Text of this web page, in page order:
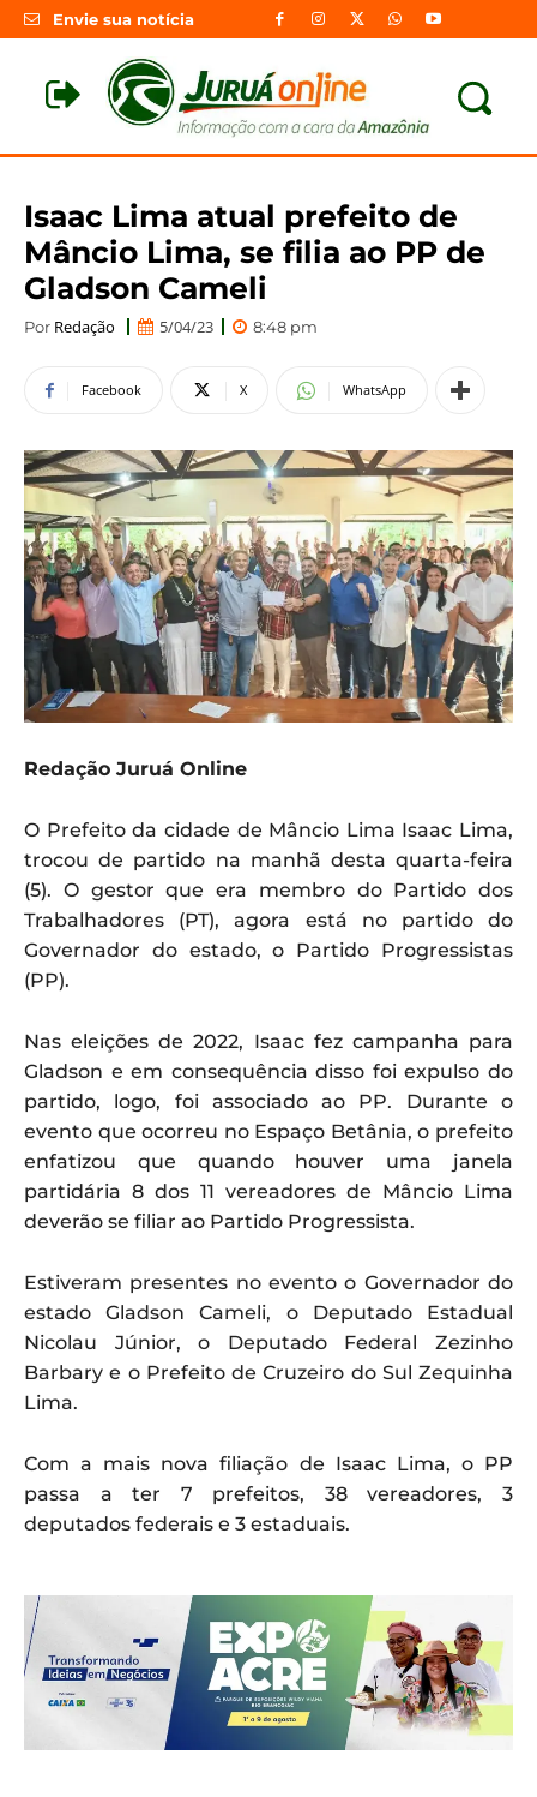
Envie sua notícia
Isaac Lima atual prefeito de
Mâncio Lima, se filia ao PP de
Gladson Cameli
Por Redação 5/04/23 8:48 pm
Facebook X WhatsApp
Redação Juruá Online
O Prefeito da cidade de Mâncio Lima Isaac Lima,
trocou de partido na manhã desta quarta-feira
(5). O gestor que era membro do Partido dos
Trabalhadores (PT), agora está no partido do
Governador do estado, o Partido Progressistas
(PP).
Nas eleições de 2022, Isaac fez campanha para
Gladson e em consequência disso foi expulso do
partido, logo, foi associado ao PP. Durante o
evento que ocorreu no Espaço Betânia, o prefeito
enfatizou que quando houver uma janela
partidária 8 dos 11 vereadores de Mâncio Lima
deverão se filiar ao Partido Progressista.
Estiveram presentes no evento o Governador do
estado Gladson Cameli, o Deputado Estadual
Nicolau Júnior, o Deputado Federal Zezinho
Barbary e o Prefeito de Cruzeiro do Sul Zequinha
Lima.
Com a mais nova filiação de Isaac Lima, o PP
passa a ter 7 prefeitos, 38 vereadores, 3
deputados federais e 3 estaduais.